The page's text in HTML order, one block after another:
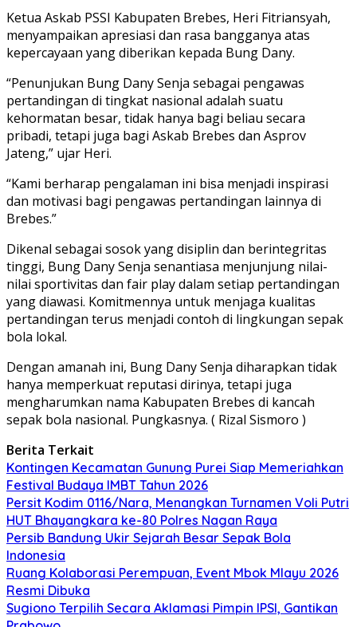
Ketua Askab PSSI Kabupaten Brebes, Heri Fitriansyah,
menyampaikan apresiasi dan rasa bangganya atas
kepercayaan yang diberikan kepada Bung Dany.
“Penunjukan Bung Dany Senja sebagai pengawas
pertandingan di tingkat nasional adalah suatu
kehormatan besar, tidak hanya bagi beliau secara
pribadi, tetapi juga bagi Askab Brebes dan Asprov
Jateng,” ujar Heri.
“Kami berharap pengalaman ini bisa menjadi inspirasi
dan motivasi bagi pengawas pertandingan lainnya di
Brebes.”
Dikenal sebagai sosok yang disiplin dan berintegritas
tinggi, Bung Dany Senja senantiasa menjunjung nilai-
nilai sportivitas dan fair play dalam setiap pertandingan
yang diawasi. Komitmennya untuk menjaga kualitas
pertandingan terus menjadi contoh di lingkungan sepak
bola lokal.
Dengan amanah ini, Bung Dany Senja diharapkan tidak
hanya memperkuat reputasi dirinya, tetapi juga
mengharumkan nama Kabupaten Brebes di kancah
sepak bola nasional. Pungkasnya. ( Rizal Sismoro )
Berita Terkait
Kontingen Kecamatan Gunung Purei Siap Memeriahkan
Festival Budaya IMBT Tahun 2026
Persit Kodim 0116/Nara, Menangkan Turnamen Voli Putri
HUT Bhayangkara ke-80 Polres Nagan Raya
Persib Bandung Ukir Sejarah Besar Sepak Bola
Indonesia
Ruang Kolaborasi Perempuan, Event Mbok Mlayu 2026
Resmi Dibuka
Sugiono Terpilih Secara Aklamasi Pimpin IPSI, Gantikan